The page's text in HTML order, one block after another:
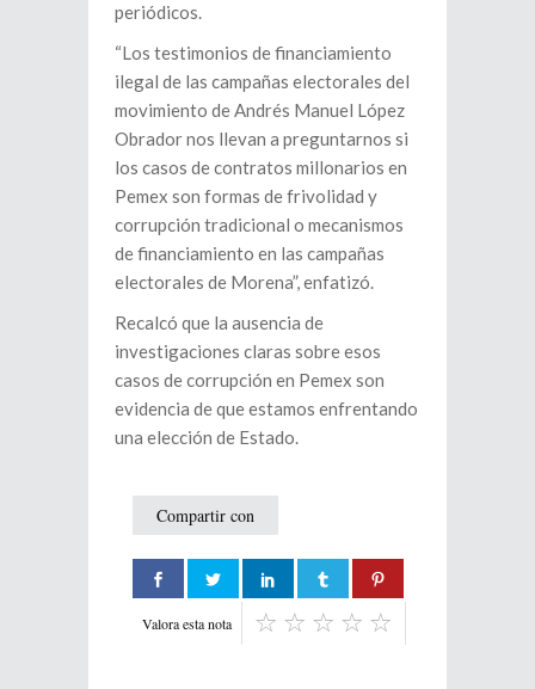
periódicos.
“Los testimonios de financiamiento
ilegal de las campañas electorales del
movimiento de Andrés Manuel López
Obrador nos llevan a preguntarnos si
los casos de contratos millonarios en
Pemex son formas de frivolidad y
corrupción tradicional o mecanismos
de financiamiento en las campañas
electorales de Morena”, enfatizó.
Recalcó que la ausencia de
investigaciones claras sobre esos
casos de corrupción en Pemex son
evidencia de que estamos enfrentando
una elección de Estado.
Compartir con
Valora esta nota